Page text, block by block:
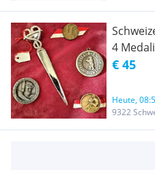
4
€ 45
Heute,
9322